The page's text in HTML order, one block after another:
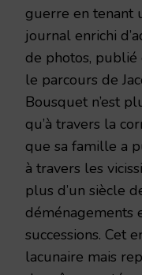
guerre en tenant
journal enrichi
de photos,
le parcours de
Bousquet n’est
qu’à travers la
que sa famille a
à travers les
plus d’un siècle
déménagements
successions. Cet
lacunaire mais